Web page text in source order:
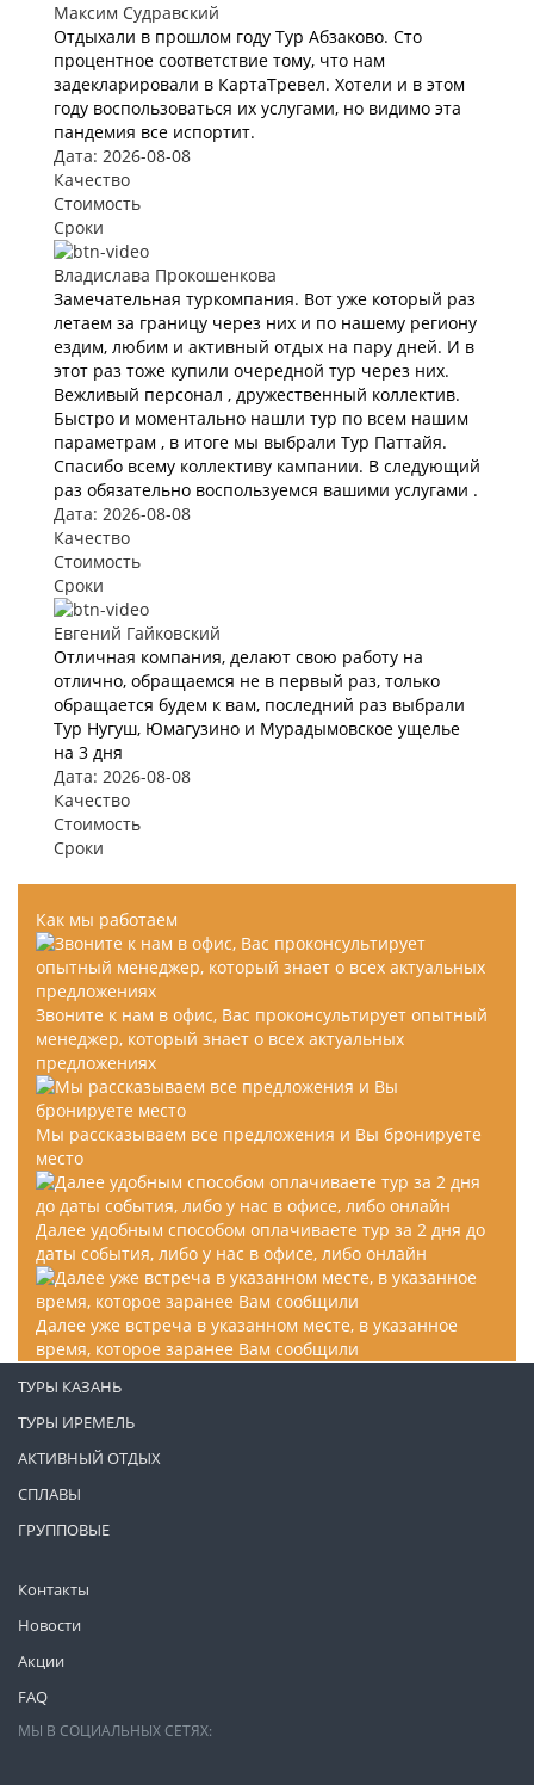
Максим Судравский
Отдыхали в прошлом году Тур Абзаково. Сто
процентное соответствие тому, что нам
задекларировали в КартаТревел. Хотели и в этом
году воспользоваться их услугами, но видимо эта
пандемия все испортит.
Дата: 2026-08-08
Качество
Стоимость
Сроки
Владислава Прокошенкова
Замечательная туркомпания. Вот уже который раз
летаем за границу через них и по нашему региону
ездим, любим и активный отдых на пару дней. И в
этот раз тоже купили очередной тур через них.
Вежливый персонал , дружественный коллектив.
Быстро и моментально нашли тур по всем нашим
параметрам , в итоге мы выбрали Тур Паттайя.
Спасибо всему коллективу кампании. В следующий
раз обязательно воспользуемся вашими услугами .
Дата: 2026-08-08
Качество
Стоимость
Сроки
Евгений Гайковский
Отличная компания, делают свою работу на
отлично, обращаемся не в первый раз, только
обращается будем к вам, последний раз выбрали
Тур Нугуш, Юмагузино и Мурадымовское ущелье
на 3 дня
Дата: 2026-08-08
Качество
Стоимость
Сроки
Как мы работаем
Звоните к нам в офис, Вас проконсультирует опытный
менеджер, который знает о всех актуальных
предложениях
Мы рассказываем все предложения и Вы бронируете
место
Далее удобным способом оплачиваете тур за 2 дня до
даты события, либо у нас в офисе, либо онлайн
Далее уже встреча в указанном месте, в указанное
время, которое заранее Вам сообщили
Контакты
Новости
Акции
FAQ
ТУРЫ КАЗАНЬ
ТУРЫ ИРЕМЕЛЬ
АКТИВНЫЙ ОТДЫХ
СПЛАВЫ
ГРУППОВЫЕ
МЫ В СОЦИАЛЬНЫХ СЕТЯХ: